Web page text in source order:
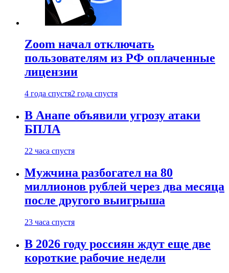
Zoom начал отключать
пользователям из РФ оплаченные
лицензии
4 года спустя2 года спустя
В Анапе объявили угрозу атаки
БПЛА
22 часа спустя
Мужчина разбогател на 80
миллионов рублей через два месяца
после другого выигрыша
23 часа спустя
В 2026 году россиян ждут еще две
короткие рабочие недели